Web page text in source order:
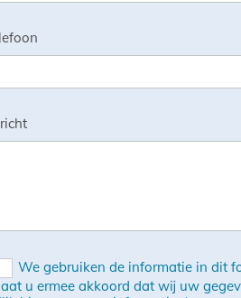
We gebruiken de informatie in dit
u ermee akkoord dat wij uw